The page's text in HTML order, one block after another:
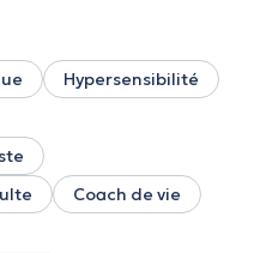
Hypersensibilité
Coach de vie